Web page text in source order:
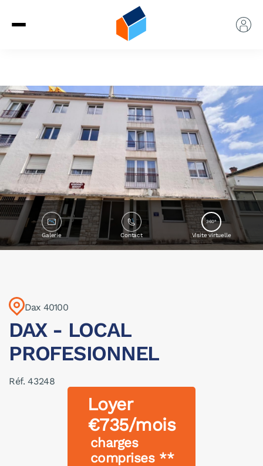
Galerie Contact
360°
Visite virtuelle
Dax 40100
DAX - LOCAL
PROFESIONNEL
Réf. 43248
Loyer
€735/mois
charges
comprises **